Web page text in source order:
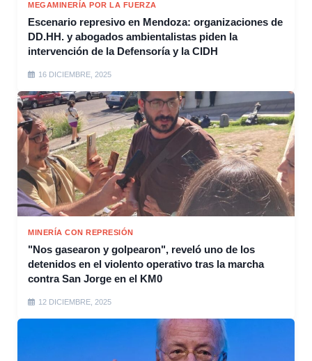
MEGAMINERÍA POR LA FUERZA
Escenario represivo en Mendoza: organizaciones de
DD.HH. y abogados ambientalistas piden la
intervención de la Defensoría y la CIDH
16 DICIEMBRE, 2025
MINERÍA CON REPRESIÓN
"Nos gasearon y golpearon", reveló uno de los
detenidos en el violento operativo tras la marcha
contra San Jorge en el KM0
12 DICIEMBRE, 2025